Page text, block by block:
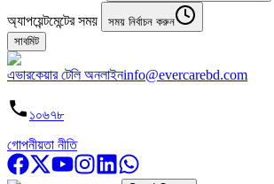
অ্যাপয়েন্টমেন্টের সময়
সময় নির্বাচন করুন
সাবমিট
এভারকেয়ার টেলি অনলাইনinfo@evercarebd.com
১০৬৭৮
গোপনীয়তা নীতি